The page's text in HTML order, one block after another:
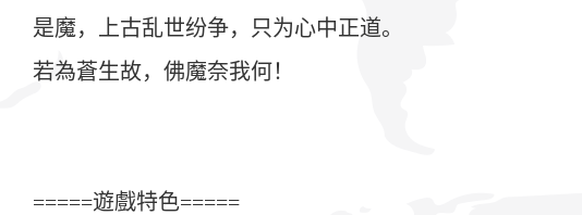
是魔，上古乱世纷争，只为心中正道。
若為蒼生故，佛魔奈我何！
=====遊戲特色=====